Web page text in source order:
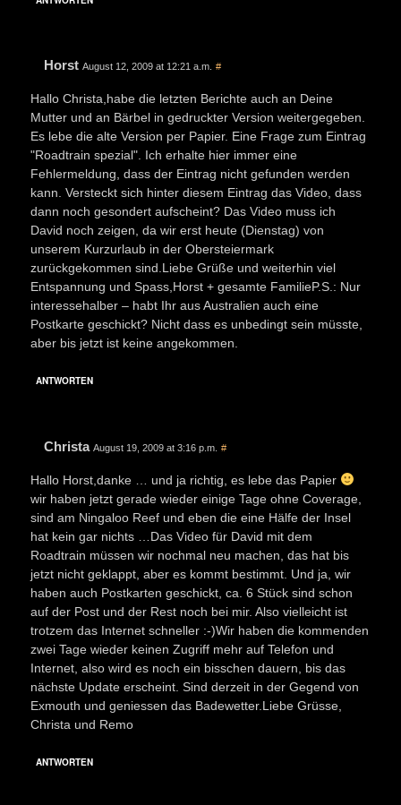
Horst August 12, 2009 at 12:21 a.m. #
Hallo Christa,habe die letzten Berichte auch an Deine
Mutter und an Bärbel in gedruckter Version weitergegeben.
Es lebe die alte Version per Papier. Eine Frage zum Eintrag
"Roadtrain spezial". Ich erhalte hier immer eine
Fehlermeldung, dass der Eintrag nicht gefunden werden
kann. Versteckt sich hinter diesem Eintrag das Video, dass
dann noch gesondert aufscheint? Das Video muss ich
David noch zeigen, da wir erst heute (Dienstag) von
unserem Kurzurlaub in der Obersteiermark
zurückgekommen sind.Liebe Grüße und weiterhin viel
Entspannung und Spass,Horst + gesamte FamilieP.S.: Nur
interessehalber – habt Ihr aus Australien auch eine
Postkarte geschickt? Nicht dass es unbedingt sein müsste,
aber bis jetzt ist keine angekommen.
ANTWORTEN
Christa August 19, 2009 at 3:16 p.m. #
Hallo Horst,danke … und ja richtig, es lebe das Papier
wir haben jetzt gerade wieder einige Tage ohne Coverage,
sind am Ningaloo Reef und eben die eine Hälfe der Insel
hat kein gar nichts …Das Video für David mit dem
Roadtrain müssen wir nochmal neu machen, das hat bis
jetzt nicht geklappt, aber es kommt bestimmt. Und ja, wir
haben auch Postkarten geschickt, ca. 6 Stück sind schon
auf der Post und der Rest noch bei mir. Also vielleicht ist
trotzem das Internet schneller :-)Wir haben die kommenden
zwei Tage wieder keinen Zugriff mehr auf Telefon und
Internet, also wird es noch ein bisschen dauern, bis das
nächste Update erscheint. Sind derzeit in der Gegend von
Exmouth und geniessen das Badewetter.Liebe Grüsse,
Christa und Remo
ANTWORTEN